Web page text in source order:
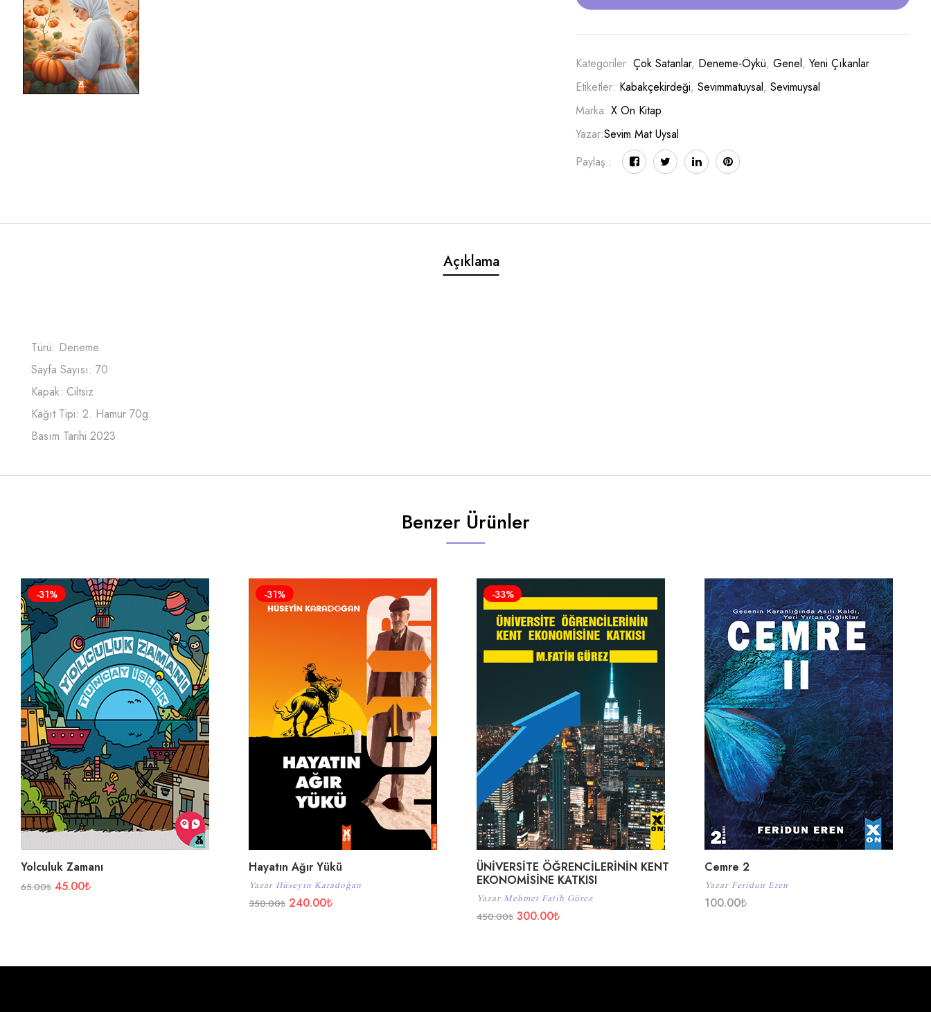
Kategoriler:Çok Satanlar, Deneme-Öykü,Genel,Yeni Çıkanlar
Etiketler: Kabakçekirdeği,Sevimmatuysal,Sevimuysal
Marka:X On Kitap
Yazar:Sevim Mat Uysal
Paylaş :
Açıklama
Türü: Deneme
Sayfa Sayısı: 70
Kapak: Ciltsiz
Kağıt Tipi: 2. Hamur 70g
Basım Tarihi 2023
Benzer Ürünler
-31%
Yolculuk Zamanı
65.00₺ 45.00₺
-31%
Hayatın Ağır Yükü
Yazar Hüseyin Karadoğan
350.00₺ 240.00₺
-33%
ÜNİVERSİTE ÖĞRENCİLERİNİN KENT
EKONOMİSİNE KATKISI
Yazar Mehmet Fatih Gürez
450.00₺ 300.00₺
Cemre 2
Yazar Feridun Eren
100.00₺